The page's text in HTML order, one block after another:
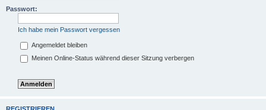
Passwort:
Ich habe mein Passwort vergessen
Angemeldet bleiben
Meinen Online-Status während dieser Sitzung verbergen